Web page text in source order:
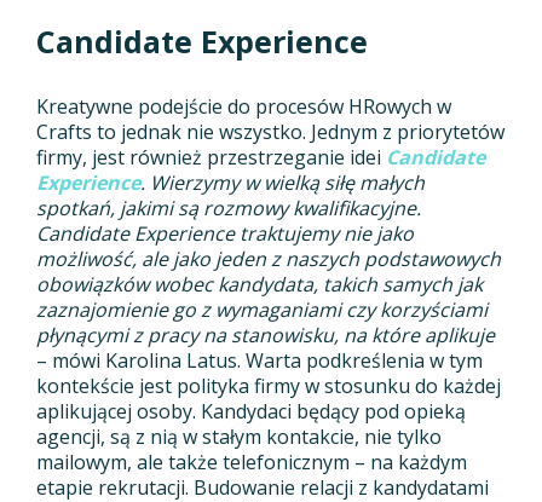
Candidate Experience
Kreatywne podejście do procesów HRowych w
Crafts to jednak nie wszystko. Jednym z priorytetów
firmy, jest również przestrzeganie idei Candidate
Experience. Wierzymy w wielką siłę małych
spotkań, jakimi są rozmowy kwalifikacyjne.
Candidate Experience traktujemy nie jako
możliwość, ale jako jeden z naszych podstawowych
obowiązków wobec kandydata, takich samych jak
zaznajomienie go z wymaganiami czy korzyściami
płynącymi z pracy na stanowisku, na które aplikuje
– mówi Karolina Latus. Warta podkreślenia w tym
kontekście jest polityka firmy w stosunku do każdej
aplikującej osoby. Kandydaci będący pod opieką
agencji, są z nią w stałym kontakcie, nie tylko
mailowym, ale także telefonicznym – na każdym
etapie rekrutacji. Budowanie relacji z kandydatami